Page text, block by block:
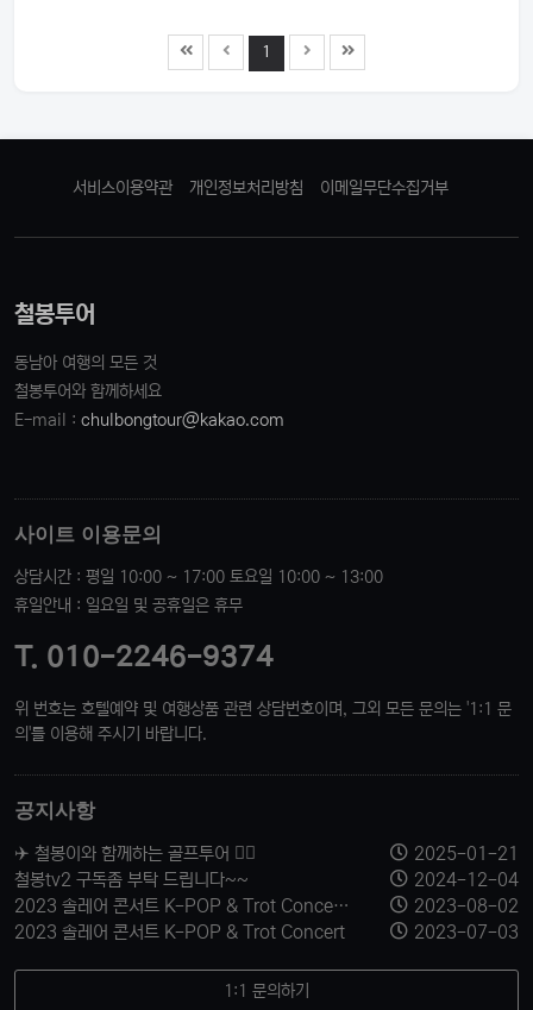
텔 격리 ( 7 + 3 ) 를 해야되서지금 당장 방문하기는 힘들거 같습
니다.마카오 직항이 12월부터 다니기 시작하면내년에는 격리 사
1
서비스이용약관 개인정보처리방침 이메일무단수집거부
철봉투어
동남아 여행의 모든 것
철봉투어와 함께하세요
E-mail : chulbongtour@kakao.com
사이트 이용문의
상담시간 : 평일 10:00 ~ 17:00 토요일 10:00 ~ 13:00
휴일안내 : 일요일 및 공휴일은 휴무
T. 010-2246-9374
위 번호는 호텔예약 및 여행상품 관련 상담번호이며, 그외 모든 문의는 '1:1 문
의'를 이용해 주시기 바랍니다.
공지사항
✈️ 철봉이와 함께하는 골프투어 🏌️‍♂️
2025-01-21
철봉tv2 구독좀 부탁 드립니다~~
2024-12-04
2023 솔레어 콘서트 K-POP & Trot Concert 티켓 신청 받습니다.
2023-08-02
2023 솔레어 콘서트 K-POP & Trot Concert
2023-07-03
1:1 문의하기